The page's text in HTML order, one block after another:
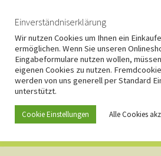
Zur
Navigation
springen
Zum
Inhalt
springen
Einverständniserklärung
Wir nutzen Cookies um Ihnen ein
ermöglichen. Wenn Sie unseren
Eingabeformulare nutzen wollen,
eigenen Cookies zu nutzen.
werden von uns generell per Standard
unterstützt.
Cookie Einstellungen Alle Cookies